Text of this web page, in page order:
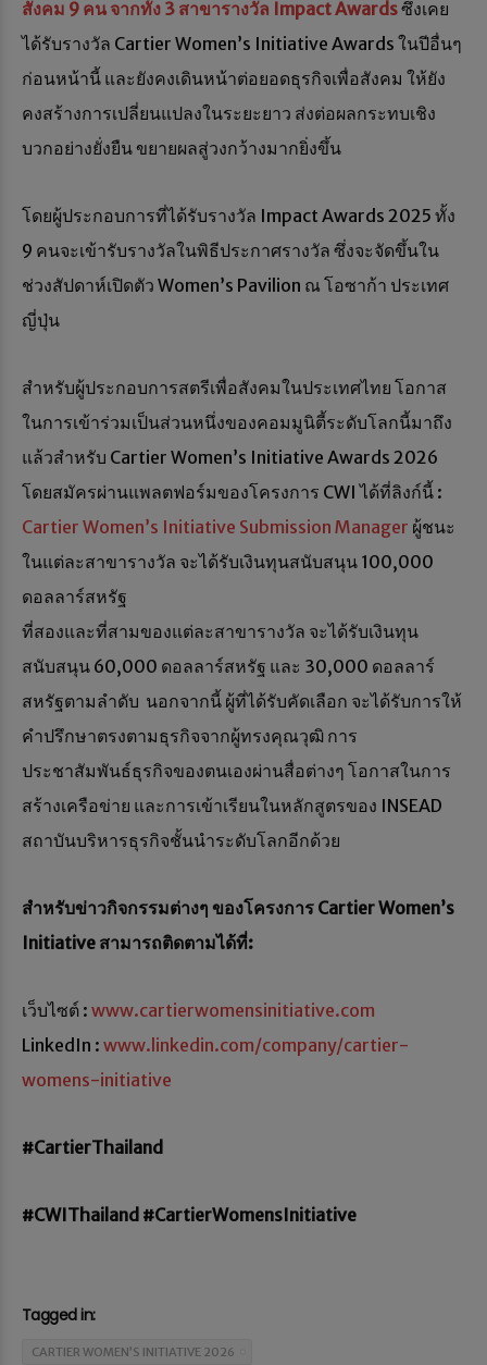
สังคม 9 คน จากทั้ง 3 สาขารางวัล Impact Awardsซึ่งเคย
ได้รับรางวัล Cartier Women’s Initiative Awards ในปีอื่นๆ
ก่อนหน้านี้ และยังคงเดินหน้าต่อยอดธุรกิจเพื่อสังคม ให้ยัง
คงสร้างการเปลี่ยนแปลงในระยะยาว ส่งต่อผลกระทบเชิง
บวกอย่างยั่งยืน ขยายผลสู่วงกว้างมากยิ่งขึ้น
โดยผู้ประกอบการที่ได้รับรางวัล Impact Awards 2025 ทั้ง
9 คนจะเข้ารับรางวัลในพิธีประกาศรางวัล ซึ่งจะจัดขึ้นใน
ช่วงสัปดาห์เปิดตัว Women’s Pavilion ณ โอซาก้า ประเทศ
ญี่ปุ่น
สำหรับผู้ประกอบการสตรีเพื่อสังคมในประเทศไทย โอกาส
ในการเข้าร่วมเป็นส่วนหนึ่งของคอมมูนิตี้ระดับโลกนี้มาถึง
แล้วสำหรับ Cartier Women’s Initiative Awards 2026
โดยสมัครผ่านแพลตฟอร์มของโครงการ CWI ได้ที่ลิงก์นี้ :
Cartier Women’s Initiative Submission Manager ผู้ชนะ
ในแต่ละสาขารางวัล จะได้รับเงินทุนสนับสนุน 100,000
ดอลลาร์สหรัฐ
ที่สองและที่สามของแต่ละสาขารางวัล จะได้รับเงินทุน
สนับสนุน 60,000 ดอลลาร์สหรัฐ และ 30,000 ดอลลาร์
สหรัฐตามลำดับ นอกจากนี้ ผู้ที่ได้รับคัดเลือก จะได้รับการให้
คำปรึกษาตรงตามธุรกิจจากผู้ทรงคุณวุฒิ การ
ประชาสัมพันธ์ธุรกิจของตนเองผ่านสื่อต่างๆ โอกาสในการ
สร้างเครือข่าย และการเข้าเรียนในหลักสูตรของ INSEAD
สถาบันบริหารธุรกิจชั้นนำระดับโลกอีกด้วย
สำหรับข่าวกิจกรรมต่างๆ ของโครงการ Cartier Women’s
Initiative สามารถติดตามได้ที่:
เว็บไซต์ : www.cartierwomensinitiative.com
LinkedIn : www.linkedin.com/company/cartier-
womens-initiative
#CartierThailand
#CWIThailand #CartierWomensInitiative
Tagged in:
CARTIER WOMEN’S INITIATIVE 2026